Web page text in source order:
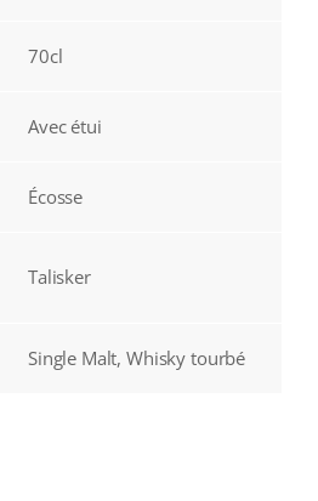
70cl
Avec étui
Écosse
Talisker
Single Malt, Whisky tourbé